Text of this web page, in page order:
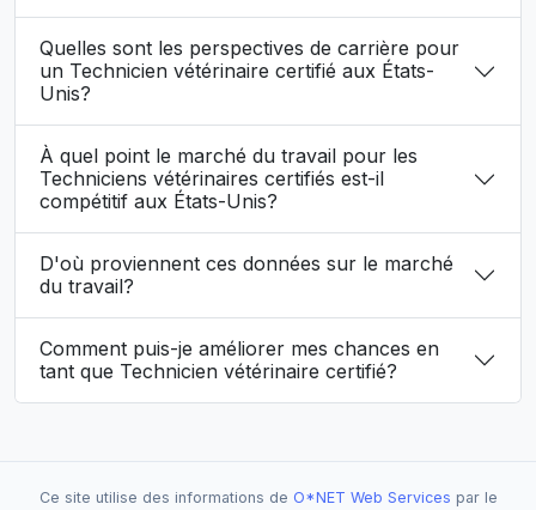
Quelles sont les perspectives de carrière pour
un Technicien vétérinaire certifié aux États-
Unis?
À quel point le marché du travail pour les
Techniciens vétérinaires certifiés est-il
compétitif aux États-Unis?
D'où proviennent ces données sur le marché
du travail?
Comment puis-je améliorer mes chances en
tant que Technicien vétérinaire certifié?
Ce site utilise des informations de O*NET Web Services par le